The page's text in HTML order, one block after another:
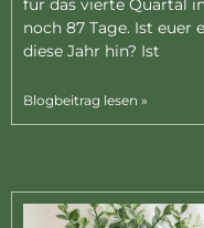
für das vierte Quartal
noch 87 Tage. Ist euer
diese Jahr hin? Ist
Blogbeitrag lesen »